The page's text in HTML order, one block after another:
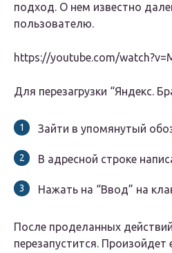
подход. О нем известно
пользователю.
https://youtube.com/
Для перезагрузки “Яндекс.
Зайти в упомянутый
В адресной строке
Нажать на “Ввод” на
После проделанных
перезапустится. Произойдет